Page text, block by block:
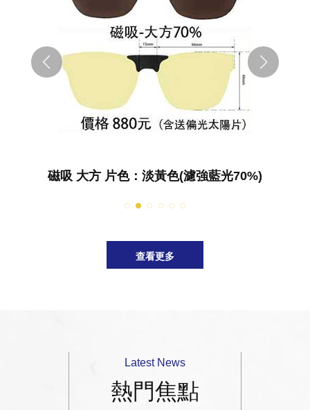
磁吸 大方 片色：淡黃色(濾強藍光70%)
查看更多
Latest News
熱門焦點